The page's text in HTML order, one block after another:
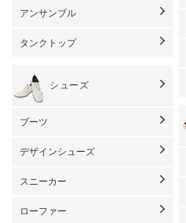
アンサンブル
タンクトップ
シューズ
ブーツ
デザインシューズ
スニーカー
ローファー